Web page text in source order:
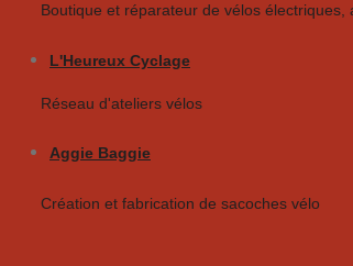
Boutique et réparateur de vélos électriques,
L'Heureux Cyclage
Réseau d'ateliers vélos
Aggie Baggie
Création et fabrication de sacoches vélo